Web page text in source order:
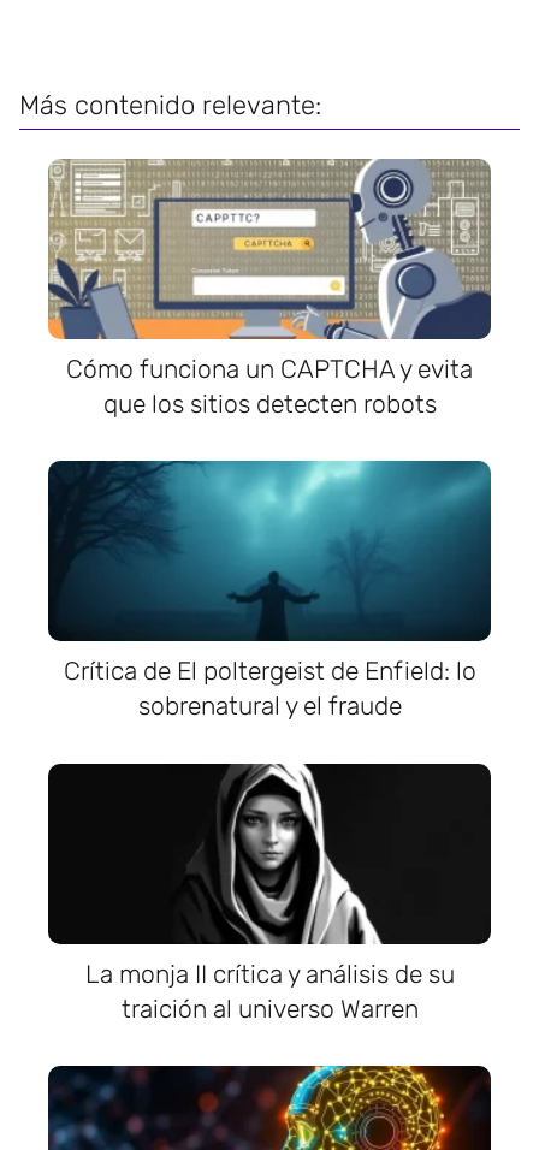
Más contenido relevante:
Cómo funciona un CAPTCHA y evita
que los sitios detecten robots
Crítica de El poltergeist de Enfield: lo
sobrenatural y el fraude
La monja II crítica y análisis de su
traición al universo Warren